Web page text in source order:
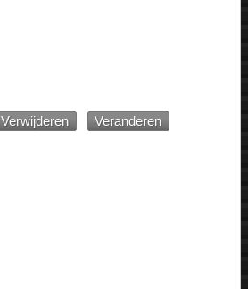
Verwijderen
Veranderen